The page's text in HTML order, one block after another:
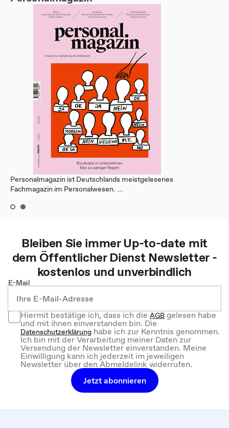
Personalmagazin ist Deutschlands meistgelesenes
Fachmagazin im Personalwesen. ...
Bleiben Sie immer Up-to-date mit
dem Öffentlicher Dienst Newsletter -
kostenlos und unverbindlich
E-Mail
Hiermit bestätige ich, dass ich dieAGBgelesen habe
und mit ihnen einverstanden bin. Die
Datenschutzerklärung habe ich zur Kenntnis genommen.
Ich bin mit der Verarbeitung meiner Daten zur
Versendung der Newsletter einverstanden. Meine
Einwilligung kann ich jederzeit im jeweiligen
Newsletter über den Abmeldelink widerrufen.
Jetzt abonnieren